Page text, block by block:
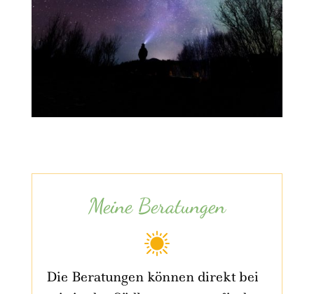
Meine Beratungen
Die Beratungen können direkt bei